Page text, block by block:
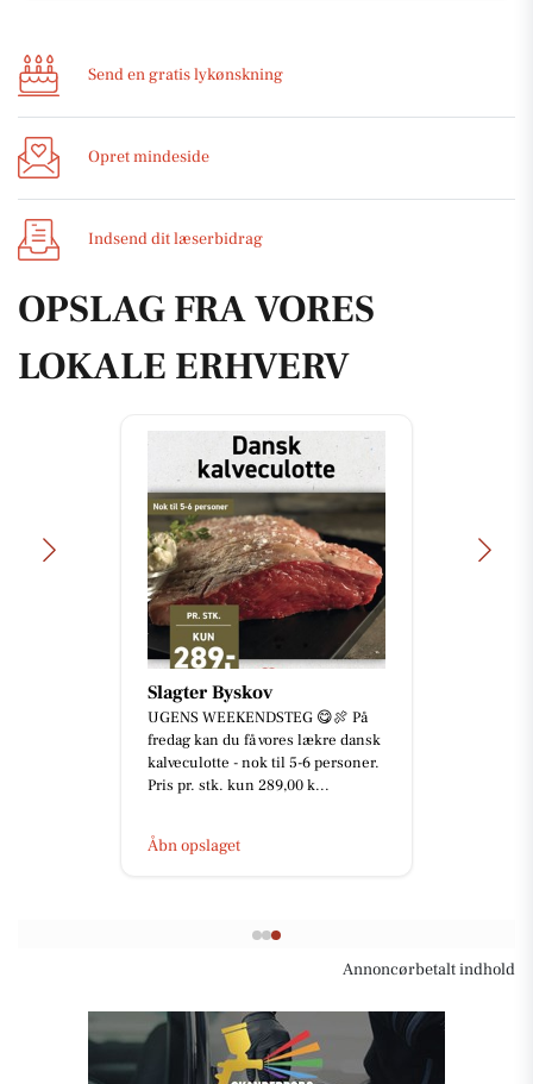
Send en gratis lykønskning
Opret mindeside
Indsend dit læserbidrag
OPSLAG FRA VORES
LOKALE ERHVERV
Slagter Byskov
UGENS WEEKENDSTEG 😋🍖 På
fredag kan du få vores lækre dansk
kalveculotte - nok til 5-6 personer.
Pris pr. stk. kun 289,00 k...
Åbn opslaget
Annoncørbetalt indhold